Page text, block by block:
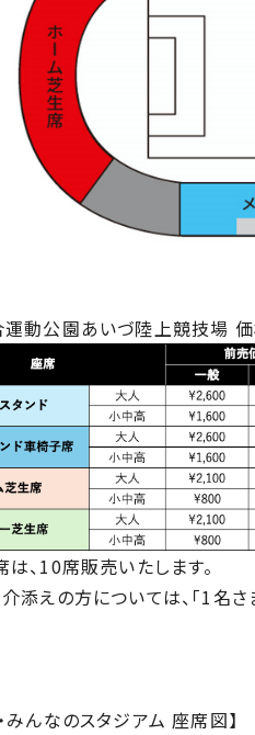
運動公園あいづ陸上競技場 価
、10席販売いたします。
添えの方については、「1名
みんなのスタジアム 座席図】